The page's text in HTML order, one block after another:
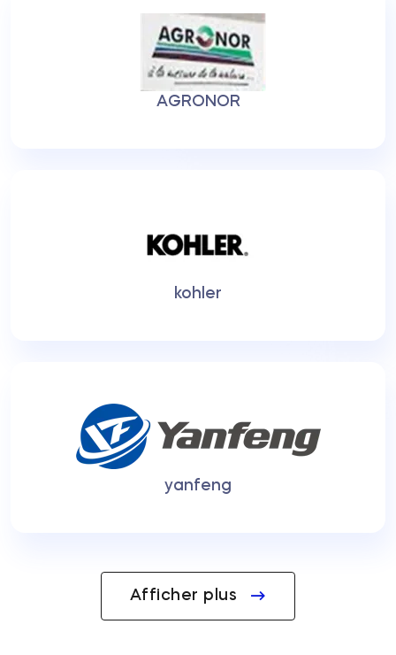
AGRONOR
kohler
yanfeng
Afficher plus